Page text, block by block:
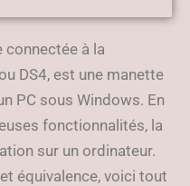
à la
DS4, est une manette
PC sous Windows. En
fonctionnalités, la
sur un ordinateur.
équivalence, voici tout